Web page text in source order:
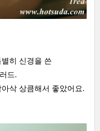
히 신경을 쓴
드.
삭 상큼해서 좋았어요.